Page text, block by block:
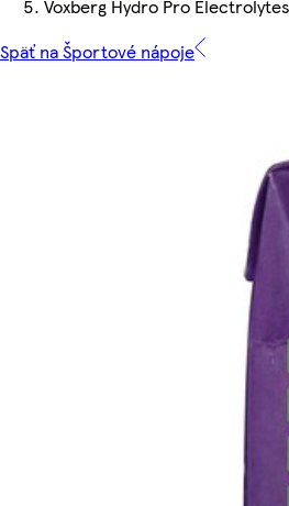
Voxberg Hydro Pro
Späť na Športové nápoje